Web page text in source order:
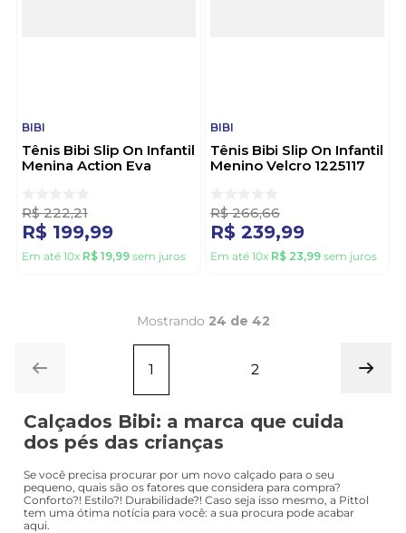
BIBI
Tênis Bibi Slip On Infantil
Menina Action Eva
R$ 222,21
R$ 199,99
Em até 10x R$ 19,99 sem juros
BIBI
Tênis Bibi Slip On Infantil
Menino Velcro 1225117
R$ 266,66
R$ 239,99
Em até 10x R$ 23,99 sem juros
Mostrando 24 de 42
1 2
Calçados Bibi: a marca que cuida
dos pés das crianças
Se você precisa procurar por um novo calçado para o seu
pequeno, quais são os fatores que considera para compra?
Conforto?! Estilo?! Durabilidade?! Caso seja isso mesmo, a Pittol
tem uma ótima notícia para você: a sua procura pode acabar
aqui.